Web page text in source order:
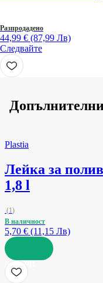
Разпродадено
44,99 € (87,99 Лв)
Следвайте
Plastia
Лейка за
1,8 l
(1)
В наличност
5,70 € (11,15 Лв)
ДОБАВИ